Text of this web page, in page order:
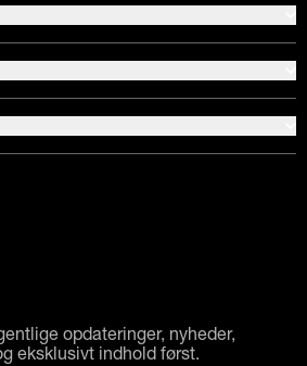
opdateringer, nyheder,
eksklusivt indhold først.